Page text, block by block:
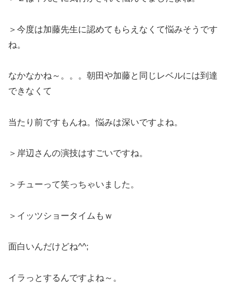
＞今度は加藤先生に認めてもらえなくて悩みそうです
ね。
なかなかね～。。。朝田や加藤と同じレベルには到達
できなくて
当たり前ですもんね。悩みは深いですよね。
＞岸辺さんの演技はすごいですね。
＞チューって笑っちゃいました。
＞イッツショータイムもｗ
面白いんだけどね^^;
イラっとするんですよね～。